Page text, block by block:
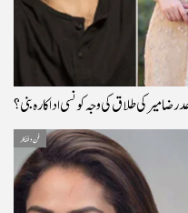
رضا میر کی طلاق کی وجہ کونسی اداکارہ بنی؟
فن و فنکار